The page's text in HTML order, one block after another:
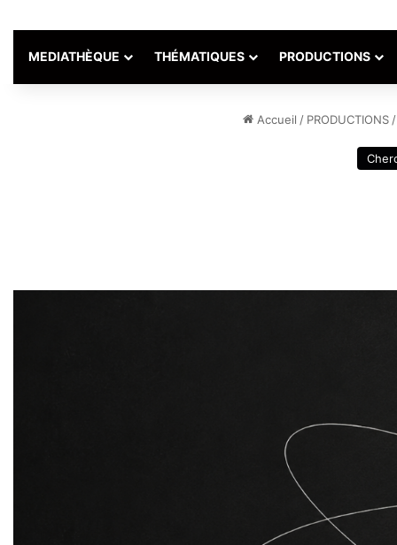
MEDIATHÈQUE THÉMATIQUES PRODUCTIONS
Accueil / PRODUCTIONS /